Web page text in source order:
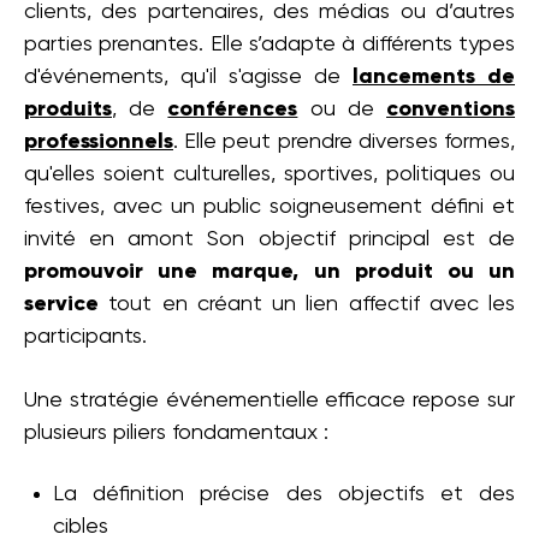
clients, des partenaires, des médias ou d’autres
parties prenantes. Elle s’adapte à différents types
d'événements, qu'il s'agisse de
lancements de
produits, de conférences ou de conventions
professionnels. Elle peut prendre diverses formes,
qu'elles soient culturelles, sportives, politiques ou
festives, avec un public soigneusement défini et
invité en amont Son objectif principal est de
promouvoir une marque, un produit ou un
service tout en créant un lien affectif avec les
participants.
Une stratégie événementielle efficace repose sur
plusieurs piliers fondamentaux :
La définition précise des objectifs et des
cibles